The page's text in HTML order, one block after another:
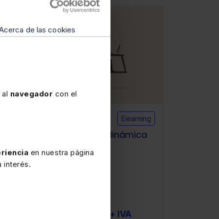
de las cookies
navegador con el
en nuestra página
interés.
Elearning
Curso elearning Gestión dinámica
+ IVA